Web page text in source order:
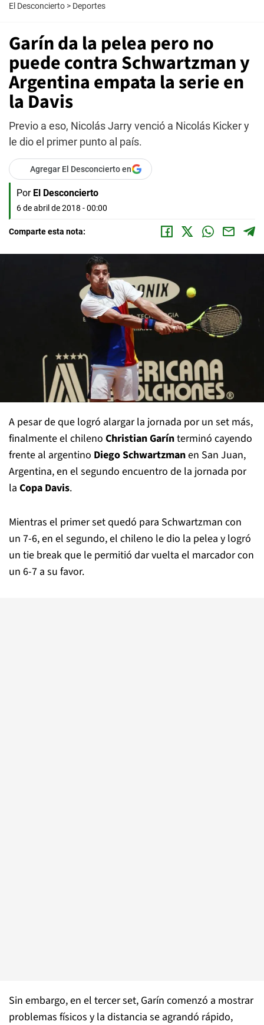
El Desconcierto > Deportes
Garín da la pelea pero no
puede contra Schwartzman y
Argentina empata la serie en
la Davis
Previo a eso, Nicolás Jarry venció a Nicolás Kicker y
le dio el primer punto al país.
Agregar El Desconcierto en
Por El Desconcierto
6 de abril de 2018 - 00:00
Comparte esta nota:
A pesar de que logró alargar la jornada por un set más,
finalmente el chileno Christian Garínterminó cayendo
frente al argentino Diego Schwartzmanen San Juan,
Argentina, en el segundo encuentro de la jornada por
la Copa Davis.
Mientras el primer set quedó para Schwartzman con
un 7-6, en el segundo, el chileno le dio la pelea y logró
un tie break que le permitió dar vuelta el marcador con
un 6-7 a su favor.
Sin embargo, en el tercer set, Garín comenzó a mostrar
problemas físicos y la distancia se agrandó rápido,